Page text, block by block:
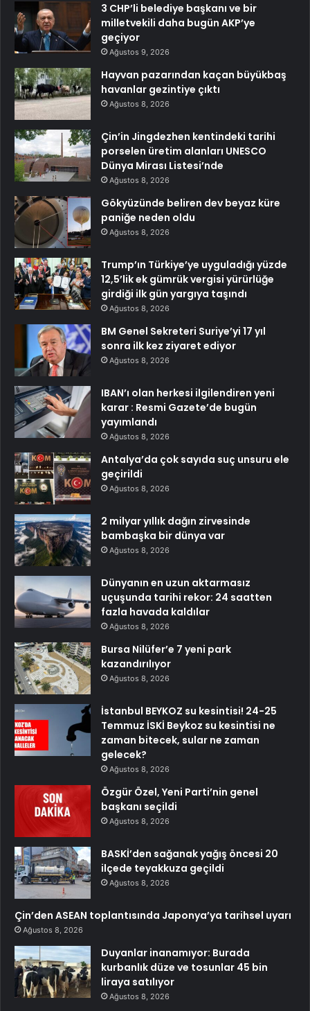
3 CHP’li belediye başkanı ve bir
milletvekili daha bugün AKP’ye
geçiyor
Ağustos 9, 2026
Hayvan pazarından kaçan büyükbaş
havanlar gezintiye çıktı
Ağustos 8, 2026
Çin’in Jingdezhen kentindeki tarihi
porselen üretim alanları UNESCO
Dünya Mirası Listesi’nde
Ağustos 8, 2026
Gökyüzünde beliren dev beyaz küre
paniğe neden oldu
Ağustos 8, 2026
Trump’ın Türkiye’ye uyguladığı yüzde
12,5’lik ek gümrük vergisi yürürlüğe
girdiği ilk gün yargıya taşındı
Ağustos 8, 2026
BM Genel Sekreteri Suriye’yi 17 yıl
sonra ilk kez ziyaret ediyor
Ağustos 8, 2026
IBAN’ı olan herkesi ilgilendiren yeni
karar : Resmi Gazete’de bugün
yayımlandı
Ağustos 8, 2026
Antalya’da çok sayıda suç unsuru ele
geçirildi
Ağustos 8, 2026
2 milyar yıllık dağın zirvesinde
bambaşka bir dünya var
Ağustos 8, 2026
Dünyanın en uzun aktarmasız
uçuşunda tarihi rekor: 24 saatten
fazla havada kaldılar
Ağustos 8, 2026
Bursa Nilüfer’e 7 yeni park
kazandırılıyor
Ağustos 8, 2026
İstanbul BEYKOZ su kesintisi! 24-25
Temmuz İSKİ Beykoz su kesintisi ne
zaman bitecek, sular ne zaman
gelecek?
Ağustos 8, 2026
Özgür Özel, Yeni Parti’nin genel
başkanı seçildi
Ağustos 8, 2026
BASKİ’den sağanak yağış öncesi 20
ilçede teyakkuza geçildi
Ağustos 8, 2026
Çin’den ASEAN toplantısında Japonya’ya tarihsel uyarı
Ağustos 8, 2026
Duyanlar inanamıyor: Burada
kurbanlık düze ve tosunlar 45 bin
liraya satılıyor
Ağustos 8, 2026